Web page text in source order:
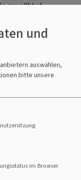
gewollt hat.
Ordnung will,
und dass
Menschen sind.
neuen Himmels
Einfachen,
und
auswählen,
bitte unsere
im Browser